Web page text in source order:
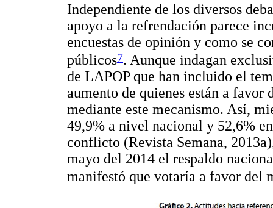
Independiente de los diversos
apoyo a la refrendación parece
encuestas de opinión y como se
públicos7. Aunque indagan
de LAPOP que han incluido el
aumento de quienes están a favor
mediante este mecanismo. Así,
49,9% a nivel nacional y 52,6%
conflicto (Revista Semana,
mayo del 2014 el respaldo
manifestó que votaría a favor del